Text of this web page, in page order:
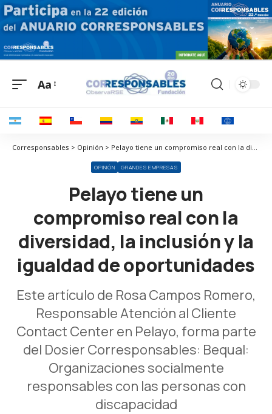
Aa
Corresponsables > Opinión > Pelayo tiene un compromiso real con la diversidad, la inclusión y la igualdad de oportunidades
OPINIÓN GRANDES EMPRESAS
Pelayo tiene un
compromiso real con la
diversidad, la inclusión y la
igualdad de oportunidades
Este artículo de Rosa Campos Romero,
Responsable Atención al Cliente
Contact Center en Pelayo, forma parte
del Dosier Corresponsables: Bequal:
Organizaciones socialmente
responsables con las personas con
discapacidad